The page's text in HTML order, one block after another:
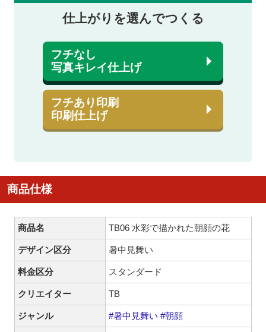
仕上がりを選んでつくる
フチなし
写真キレイ仕上げ
フチあり印刷
印刷仕上げ
商品仕様
商品名 TB06 水彩で描かれた朝顔の花
デザイン区分 暑中見舞い
料金区分 スタンダード
クリエイター TB
ジャンル #暑中見舞い #朝顔